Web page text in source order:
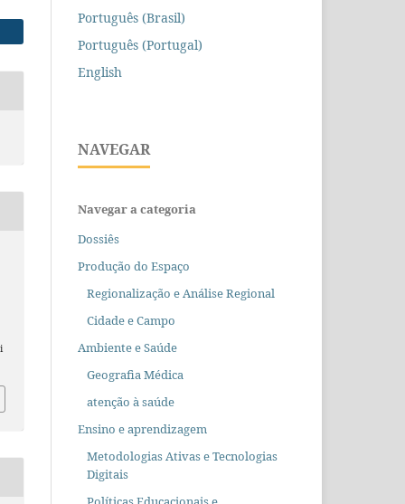
Português (Brasil)
Português (Portugal)
English
NAVEGAR
Navegar a categoria
Dossiês
Produção do Espaço
Regionalização e Análise Regional
Cidade e Campo
Ambiente e Saúde
Geografia Médica
atenção à saúde
Ensino e aprendizagem
Metodologias Ativas e Tecnologias
Digitais